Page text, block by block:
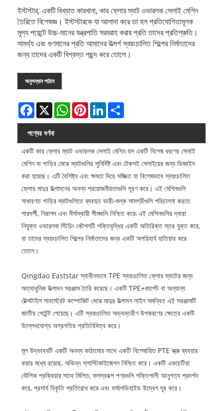
ইস্টস্টার, একটি বিখ্যাত কারখানা, কার ফ্লোর ম্যাট ওভারলক সেলাই মেশিন
তৈরিতে বিশেষজ্ঞ। ইস্টস্টারকে যা আলাদা করে তা হল প্রতিযোগিতামূলক
মূল্য পয়েন্টে উচ্চ-মানের যন্ত্রপাতি সরবরাহ করার প্রতি তাদের প্রতিশ্রুতি।
সামর্থ্য এবং গুণমানের প্রতি আমাদের উত্সর্গ স্বয়ংচালিত শিল্পের নির্মাতাদের
জন্য তাদের একটি বিশ্বস্ত পছন্দ করে তোলে।
অনুসন্ধান পাঠান
Facebook
X WhatsAppPinterestLinkedIn
পণ্যের বর্ণনা
একটি কার ফ্লোর ম্যাট ওভারলক সেলাই মেশিন হল একটি বিশেষ ধরণের সেলাই
মেশিন যা গাড়ির মেঝে ম্যাটগুলির সুনির্দিষ্ট এবং টেকসই সেলাইয়ের জন্য ডিজাইন
করা হয়েছে। এটি বৈশিষ্ট্য এবং ক্ষমতা দিয়ে সজ্জিত যা বিশেষভাবে স্বয়ংচালিত
ফ্লোর মাদুর উত্পাদনের অনন্য প্রয়োজনীয়তাগুলি পূরণ করে। এই মেশিনগুলি
সাধারণত গাড়ির ম্যাটগুলিতে ব্যবহৃত ভারী-শুল্ক সামগ্রীগুলি পরিচালনা করতে
পারদর্শী, নিরাপদ এবং দীর্ঘস্থায়ী সীমগুলি নিশ্চিত করে৷ এই মেশিনগুলির দ্বারা
নিযুক্ত ওভারলক স্টিচিং কৌশলটি শক্তিবৃদ্ধির একটি অতিরিক্ত স্তর যুক্ত করে,
যা তাদের স্বয়ংচালিত শিল্পের নির্মাতাদের জন্য একটি অপরিহার্য হাতিয়ার করে
তোলে।
Qingdao Eaststar স্বাধীনভাবে TPE স্বয়ংচালিত ফ্লোর ম্যাটের জন্য
অত্যাধুনিক উত্পাদন সরঞ্জাম তৈরি করেছে। একটি TPE+কার্পেট বা অন্যান্য
টেক্সটাইল সাবস্ট্রেট কম্পোজিট মেঝে মাদুর উত্পাদন লাইন সমন্বিত এই সরঞ্জামটি
জাতীয় পেটেন্ট পেয়েছে। এটি স্বয়ংচালিত অভ্যন্তরীণ উপকরণের ক্ষেত্রে একটি
উল্লেখযোগ্য অগ্রগতির প্রতিনিধিত্ব করে।
মূল উদ্ভাবনটি একটি অনন্য কাঠামোর সাথে একটি বিশেষায়িত PTE স্ক্রু ব্যবহার
করার মধ্যে রয়েছে, অভিন্ন প্লাস্টিকাইজেশন নিশ্চিত করে। একটি একচেটিয়া
যৌগিক প্রক্রিয়ার সাথে মিলিত, ফলস্বরূপ পণ্যগুলি শক্তিশালী আনুগত্য প্রদর্শন
করে, প্রসার্য বিকৃতি প্রতিরোধ করে এবং ফর্মালডিহাইড উদ্বেগ দূর করে।